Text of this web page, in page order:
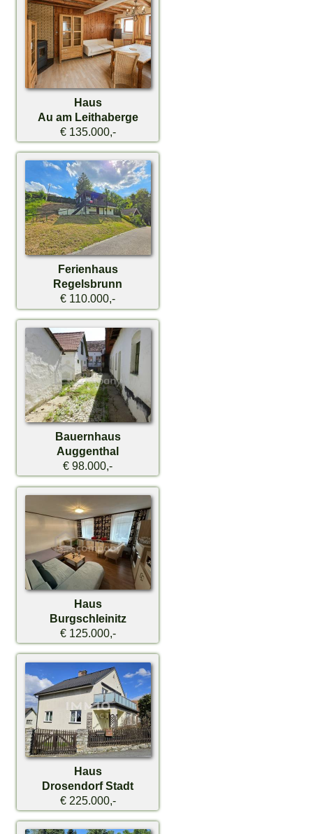
Haus
Au am Leithaberge
€ 135.000,-
Ferienhaus
Regelsbrunn
€ 110.000,-
Bauernhaus
Auggenthal
€ 98.000,-
Haus
Burgschleinitz
€ 125.000,-
Haus
Drosendorf Stadt
€ 225.000,-